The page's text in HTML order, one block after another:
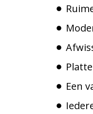
Een